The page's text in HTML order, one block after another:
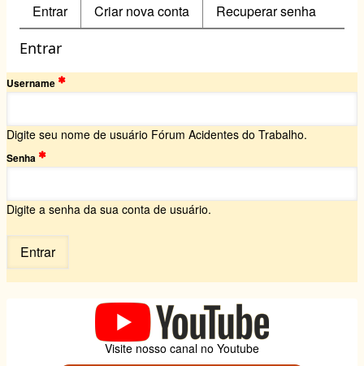
navegação
Primary
tabs
Entrar(aba
ativa)
Criar nova conta Recuperar senha
Entrar
Username
Digite seu nome de usuário Fórum Acidentes do Trabalho.
Senha
Digite a senha da sua conta de usuário.
Visite nosso canal no Youtube